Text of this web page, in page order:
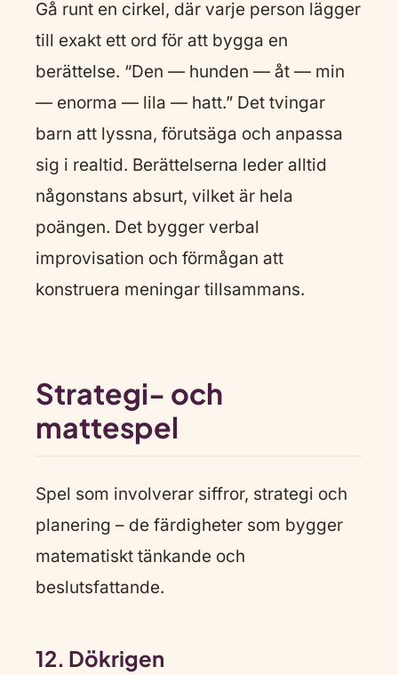
Gå runt en cirkel, där varje person lägger
till exakt ett ord för att bygga en
berättelse. “Den — hunden — åt — min
— enorma — lila — hatt.” Det tvingar
barn att lyssna, förutsäga och anpassa
sig i realtid. Berättelserna leder alltid
någonstans absurt, vilket är hela
poängen. Det bygger verbal
improvisation och förmågan att
konstruera meningar tillsammans.
Strategi- och
mattespel
Spel som involverar siffror, strategi och
planering – de färdigheter som bygger
matematiskt tänkande och
beslutsfattande.
12. Dökrigen